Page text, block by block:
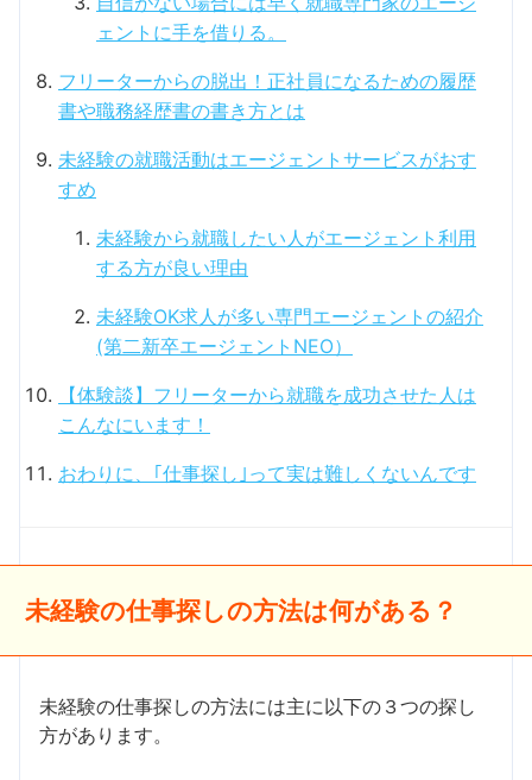
ェントに手を借りる。
フリーターからの脱出！正社員になるための履歴
書や職務経歴書の書き方とは
未経験の就職活動はエージェントサービスがおす
すめ
未経験から就職したい人がエージェント利用
する方が良い理由
未経験OK求人が多い専門エージェントの紹介
(第二新卒エージェントNEO）
【体験談】フリーターから就職を成功させた人は
こんなにいます！
おわりに、｢仕事探し｣って実は難しくないんです
未経験の仕事探しの方法は何がある？
未経験の仕事探しの方法には主に以下の３つの探し
方があります。